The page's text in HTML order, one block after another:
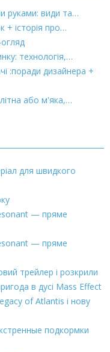
руками: види та…
+ історія про…
технологія,…
:поради дизайнера +
або м'яка,…
для швидкого
— пряме
— пряме
трейлер і розкрили
в дусі Mass Effect
of Atlantis і нову
подкормки